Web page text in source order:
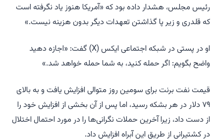
رئیس مجلس، هشدار داده بود که «آمریکا هنوز یاد نگرفته است
که قلدری و زیر پا گذاشتن تعهدات دیگر بدون هزینه نیست.»
او در پستی در شبکه اجتماعی ایکس (X) گفت: «اجازه دهید
واضح بگویم: اگر حمله کنید، به شما حمله خواهد شد.»
قیمت نفت برنت برای سومین روز متوالی افزایش یافت و به بالای
۷۹ دلار در هر بشکه رسید، اما پس از آن بخشی از افزایش خود را
از دست داد، زیرا آخرین حملات نگرانی‌ها را در مورد احتمال اختلال
در کشتیرانی از طریق این آبراه افزایش داد.